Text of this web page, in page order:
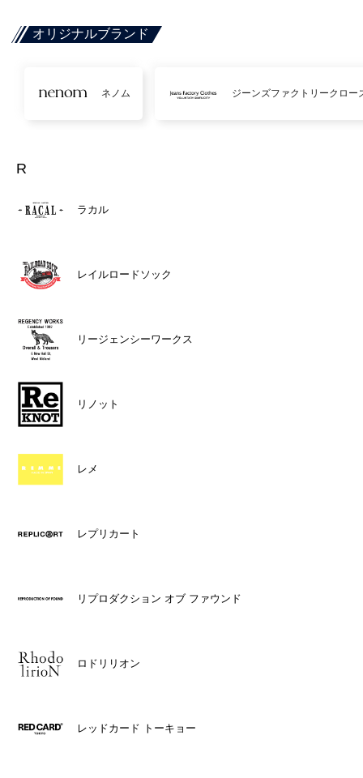
オリジナルブランド
ネノム ジーンズファクトリークロー
R
ラカル
レイルロードソック
リージェンシーワークス
リノット
レメ
レプリカート
リプロダクション オブ ファウンド
ロドリリオン
レッドカード トーキョー